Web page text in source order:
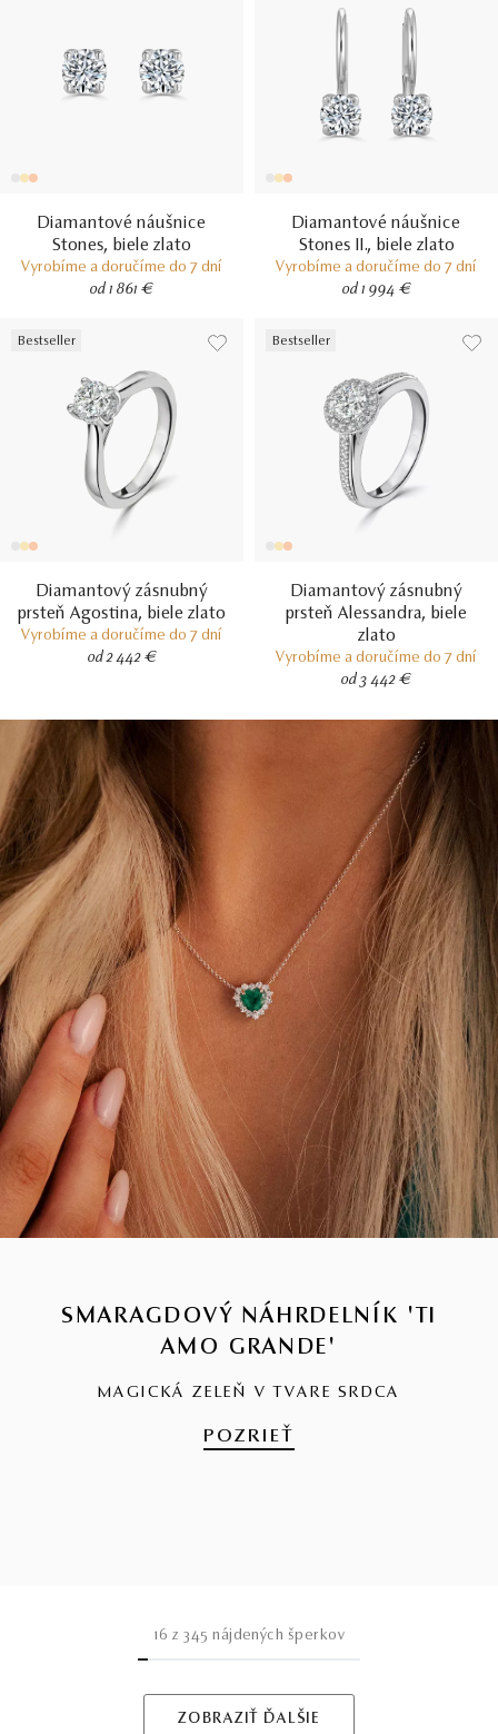
Diamantové náušnice
Stones, biele zlato
Vyrobíme a doručíme do 7 dní
od 1 861 €
Diamantové náušnice
Stones II., biele zlato
Vyrobíme a doručíme do 7 dní
od 1 994 €
Bestseller
Diamantový zásnubný
prsteň Agostina, biele zlato
Vyrobíme a doručíme do 7 dní
od 2 442 €
Bestseller
Diamantový zásnubný
prsteň Alessandra, biele
zlato
Vyrobíme a doručíme do 7 dní
od 3 442 €
SMARAGDOVÝ NÁHRDELNÍK 'TI
AMO GRANDE'
MAGICKÁ ZELEŇ V TVARE SRDCA
POZRIEŤ
16 z345 nájdených šperkov
ZOBRAZIŤ ĎALŠIE